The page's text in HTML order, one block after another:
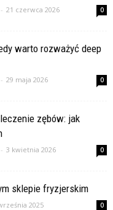
- 21 czerwca 2026 0
warto rozważyć deep
- 29 maja 2026 0
zębów: jak
- 3 kwietnia 2026 0
sklepie fryzjerskim
2025 0